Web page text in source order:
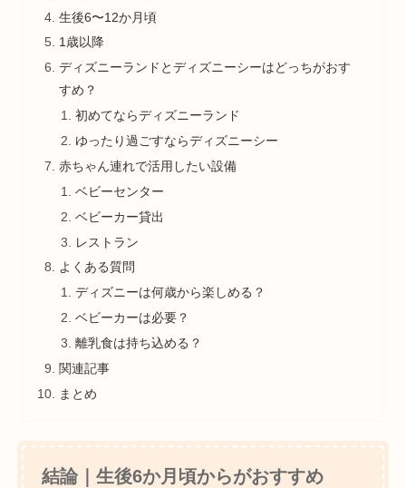
生後6〜12か月頃
1歳以降
ディズニーランドとディズニーシーはどっちがおす
すめ？
初めてならディズニーランド
ゆったり過ごすならディズニーシー
赤ちゃん連れで活用したい設備
ベビーセンター
ベビーカー貸出
レストラン
よくある質問
ディズニーは何歳から楽しめる？
ベビーカーは必要？
離乳食は持ち込める？
関連記事
まとめ
結論｜生後6か月頃からがおすすめ